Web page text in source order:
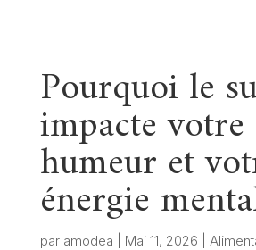
Pourquoi le
impacte votre
humeur et
énergie
par amodea Mai 11, 2026